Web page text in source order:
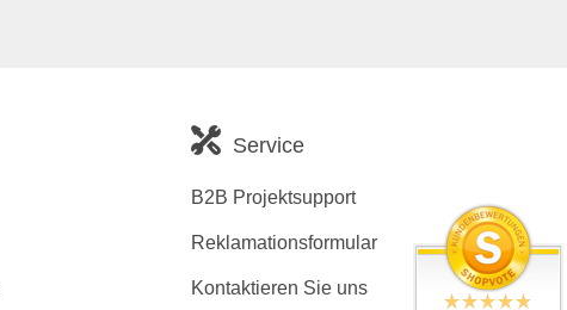
Service
B2B Projektsupport
Reklamationsformular
Kontaktieren Sie uns